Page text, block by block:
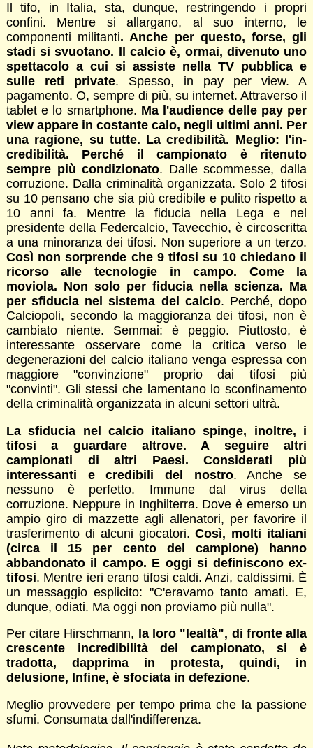
Il tifo, in Italia, sta, dunque, restringendo i propri
confini. Mentre si allargano, al suo interno, le
componenti militanti. Anche per questo, forse, gli
stadi si svuotano. Il calcio è, ormai, divenuto uno
spettacolo a cui si assiste nella TV pubblica e
sulle reti private. Spesso, in pay per view. A
pagamento. O, sempre di più, su internet. Attraverso il
tablet e lo smartphone. Ma l'audience delle pay per
view appare in costante calo, negli ultimi anni. Per
una ragione, su tutte. La credibilità. Meglio: l'in-
credibilità. Perché il campionato è ritenuto
sempre più condizionato. Dalle scommesse, dalla
corruzione. Dalla criminalità organizzata. Solo 2 tifosi
su 10 pensano che sia più credibile e pulito rispetto a
10 anni fa. Mentre la fiducia nella Lega e nel
presidente della Federcalcio, Tavecchio, è circoscritta
a una minoranza dei tifosi. Non superiore a un terzo.
Così non sorprende che 9 tifosi su 10 chiedano il
ricorso alle tecnologie in campo. Come la
moviola. Non solo per fiducia nella scienza. Ma
per sfiducia nel sistema del calcio. Perché, dopo
Calciopoli, secondo la maggioranza dei tifosi, non è
cambiato niente. Semmai: è peggio. Piuttosto, è
interessante osservare come la critica verso le
degenerazioni del calcio italiano venga espressa con
maggiore "convinzione" proprio dai tifosi più
"convinti". Gli stessi che lamentano lo sconfinamento
della criminalità organizzata in alcuni settori ultrà.
La sfiducia nel calcio italiano spinge, inoltre, i
tifosi a guardare altrove. A seguire altri
campionati di altri Paesi. Considerati più
interessanti e credibili del nostro. Anche se
nessuno è perfetto. Immune dal virus della
corruzione. Neppure in Inghilterra. Dove è emerso un
ampio giro di mazzette agli allenatori, per favorire il
trasferimento di alcuni giocatori.Così, molti italiani
(circa il 15 per cento del campione) hanno
abbandonato il campo. E oggi si definiscono ex-
tifosi. Mentre ieri erano tifosi caldi. Anzi, caldissimi. È
un messaggio esplicito: "C'eravamo tanto amati. E,
dunque, odiati. Ma oggi non proviamo più nulla".
Per citare Hirschmann, la loro "lealtà", di fronte alla
crescente incredibilità del campionato, si è
tradotta, dapprima in protesta, quindi, in
delusione, Infine, è sfociata in defezione.
Meglio provvedere per tempo prima che la passione
sfumi. Consumata dall'indifferenza.